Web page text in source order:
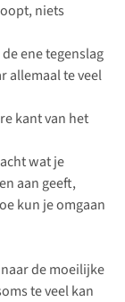
niets
ene tegenslag
allemaal te veel
kant van het
wat je
aan geeft,
kun je omgaan
de moeilijke
te veel kan